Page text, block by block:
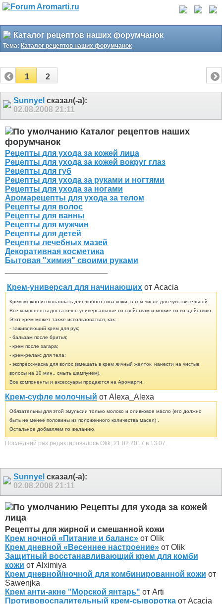
Каталог рецептов наших форумчанок
Тема: Каталог рецептов наших форумчанок
1 2
Sunnyel сказал(-а):
02.08.2008 21:11
Каталог рецептов наших
форумчанок
Рецепты для ухода за кожей лица
Рецепты для ухода за кожей вокруг глаз
Рецепты для губ
Рецепты для ухода за руками и ногтями
Рецепты для ухода за ногами
Аромарецепты для ухода за телом
Рецепты для волос
Рецепты для ванны
Рецепты для мужчин
Рецепты для детей
Рецепты лечебных мазей
Декоративная косметика
Бытовая "химия" своими руками
Крем-универсал для начинающих от Acacia
Крем можно использовать для любого типа кожи, в том числе для чувствительной.
Все компоненты достаточно универсальные по свойствам и мягкие по воздействию.
Этот крем может также использоваться, как:
- заживляющий крем для рук;
- бальзам после бритья;
- крем после загара;
- крем-релакс для тела;
- экспресс-маска для волос (вмешать в крем яичный желток, нанести на чистые
волосы на 10 мин., смыть шампунем).
Все компоненты и аксессуары продаются на Аромарти.
Крем-суфле молочный от Alexa_Alexa
Обязательны для этой эмульсии только молоко и оливковое масло (его должно
быть не менее половины из положенного количества масел) .
Остальное добавляем по желанию.
Последний раз редактировалось Olik; 21.02.2017 в 13:07.
Sunnyel сказал(-а):
02.08.2008 21:11
Рецепты для ухода за кожей
лица
Рецепты для жирной и смешанной кожи
Крем ночной «Питание и баланс» от Olik
Крем дневной «Весеннее настроение» от Olik
Защитный восстанавливающий крем для комби
кожи от Alximiya
Крем дневной/ночной для комбинированной кожи от
Sawenjka
Крем анти-акне "Морской янтарь" от Arti
Противовоспалительный крем-сыворотка от Acacia